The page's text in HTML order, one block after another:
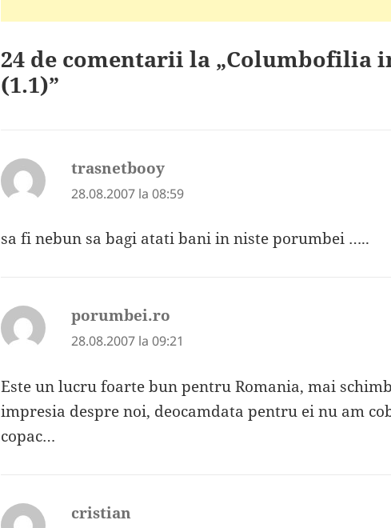
24 de comentarii la „Columbofilia
(1.1)”
trasnetbooy
28.08.2007 la 08:59
sa fi nebun sa bagi atati bani in niste porumbei …..
porumbei.ro
28.08.2007 la 09:21
Este un lucru foarte bun pentru Romania, mai
impresia despre noi, deocamdata pentru ei nu am
copac…
cristian